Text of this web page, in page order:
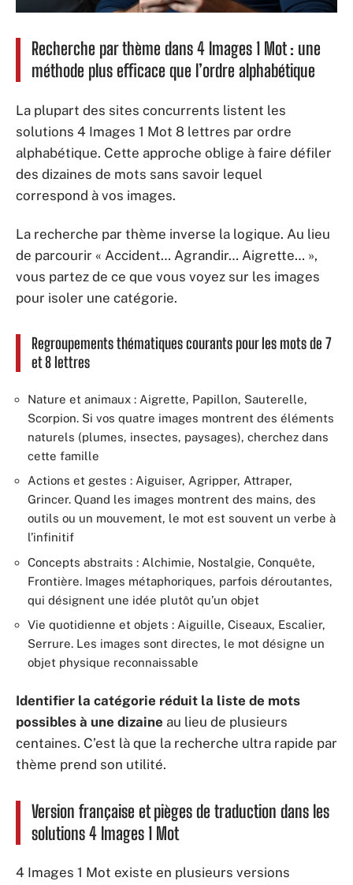
Recherche par thème dans 4 Images 1 Mot : une
méthode plus efficace que l’ordre alphabétique
La plupart des sites concurrents listent les
solutions 4 Images 1 Mot 8 lettres par ordre
alphabétique. Cette approche oblige à faire défiler
des dizaines de mots sans savoir lequel
correspond à vos images.
La recherche par thème inverse la logique. Au lieu
de parcourir « Accident… Agrandir… Aigrette… »,
vous partez de ce que vous voyez sur les images
pour isoler une catégorie.
Regroupements thématiques courants pour les mots de 7
et 8 lettres
Nature et animaux : Aigrette, Papillon, Sauterelle,
Scorpion. Si vos quatre images montrent des éléments
naturels (plumes, insectes, paysages), cherchez dans
cette famille
Actions et gestes : Aiguiser, Agripper, Attraper,
Grincer. Quand les images montrent des mains, des
outils ou un mouvement, le mot est souvent un verbe à
l’infinitif
Concepts abstraits : Alchimie, Nostalgie, Conquête,
Frontière. Images métaphoriques, parfois déroutantes,
qui désignent une idée plutôt qu’un objet
Vie quotidienne et objets : Aiguille, Ciseaux, Escalier,
Serrure. Les images sont directes, le mot désigne un
objet physique reconnaissable
Identifier la catégorie réduit la liste de mots
possibles à une dizaine au lieu de plusieurs
centaines. C’est là que la recherche ultra rapide par
thème prend son utilité.
Version française et pièges de traduction dans les
solutions 4 Images 1 Mot
4 Images 1 Mot existe en plusieurs versions